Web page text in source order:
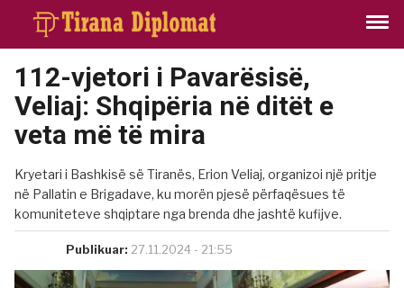
112-vjetori i Pavarësisë,
Veliaj: Shqipëria në ditët e
veta më të mira
Kryetari i Bashkisë së Tiranës, Erion Veliaj, organizoi një pritje
në Pallatin e Brigadave, ku morën pjesë përfaqësues të
komuniteteve shqiptare nga brenda dhe jashtë kufijve.
Publikuar: 27.11.2024 - 21:55